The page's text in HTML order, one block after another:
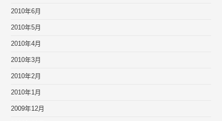
2010年6月
2010年5月
2010年4月
2010年3月
2010年2月
2010年1月
2009年12月